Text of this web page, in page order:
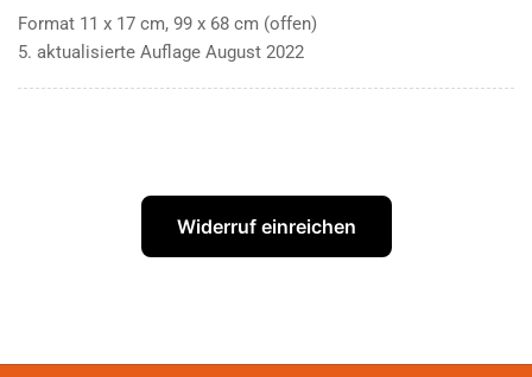
Format 11 x 17 cm, 99 x 68 cm (offen)
5. aktualisierte Auflage August 2022
Widerruf einreichen